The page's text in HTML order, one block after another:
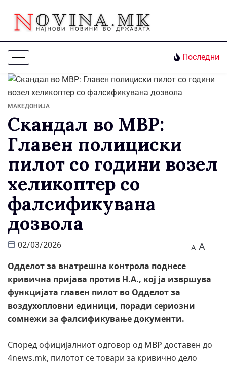
Последни
МАКЕДОНИЈА
Скандал во МВР:
Главен полициски
пилот со години возел
хеликоптер со
фалсификувана
дозвола
02/03/2026 A A
Одделот за внатрешна контрола поднесе
кривична пријава против Н.А., кој ја извршува
функцијата главен пилот во Одделот за
воздухопловни единици, поради сериозни
сомнежи за фалсификување документи.
Според официјалниот одговор од МВР доставен до
4news.mk, пилотот се товари за кривично дело